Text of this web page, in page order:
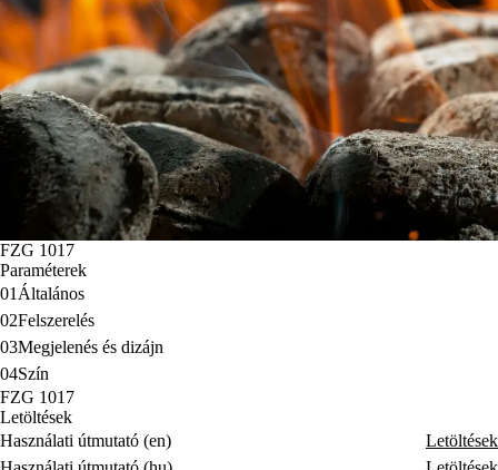
FZG 1017
Paraméterek
01 Általános
02Felszerelés
03Megjelenés és dizájn
04Szín
FZG 1017
Letöltések
Használati útmutató (en)
Letöltések